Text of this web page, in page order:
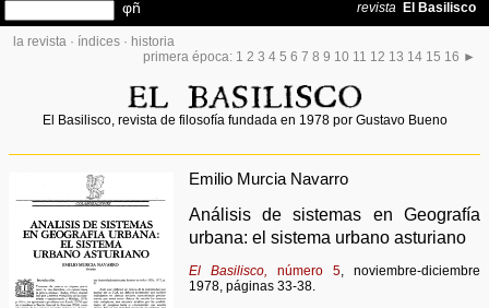
la revista · índices · historia
primera época: 1 2 3 4 5 6 7 8 9 10 11 12 13 14 15 16 ►
El Basilisco, revista de filosofía fundada en 1978 por Gustavo Bueno
Emilio Murcia Navarro
Análisis de sistemas en Geografía
urbana: el sistema urbano asturiano
El Basilisco, número 5, noviembre-diciembre
1978, páginas 33-38.